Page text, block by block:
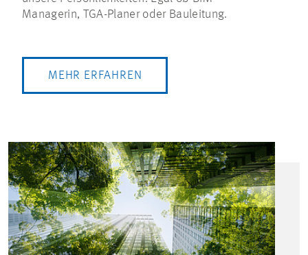
Managerin, TGA-Planer oder Bauleitung.
MEHR ERFAHREN